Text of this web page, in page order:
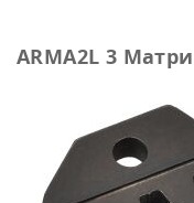
ARMA2L 3